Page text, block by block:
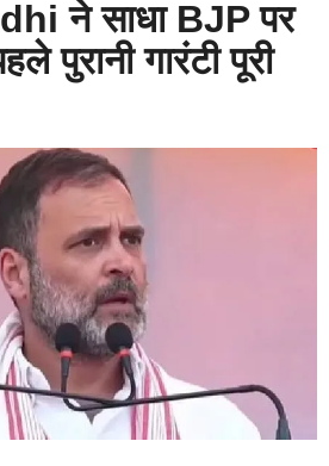
ने साधा BJP पर
पुरानी गारंटी पूरी